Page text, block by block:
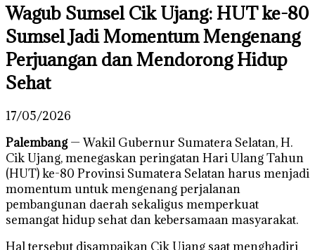
Wagub Sumsel Cik Ujang: HUT ke-80
Sumsel Jadi Momentum Mengenang
Perjuangan dan Mendorong Hidup
Sehat
17/05/2026
Palembang— Wakil Gubernur Sumatera Selatan, H.
Cik Ujang, menegaskan peringatan Hari Ulang Tahun
(HUT) ke-80 Provinsi Sumatera Selatan harus menjadi
momentum untuk mengenang perjalanan
pembangunan daerah sekaligus memperkuat
semangat hidup sehat dan kebersamaan masyarakat.
Hal tersebut disampaikan Cik Ujang saat menghadiri